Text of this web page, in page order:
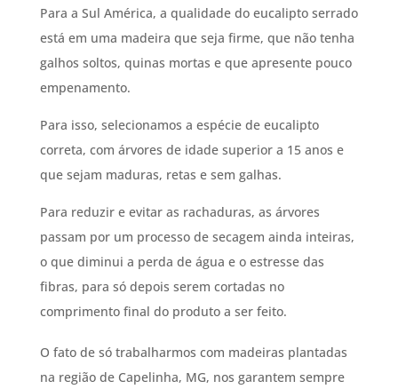
Para a Sul América, a qualidade do eucalipto serrado
está em uma madeira que seja firme, que não tenha
galhos soltos, quinas mortas e que apresente pouco
empenamento.
Para isso, selecionamos a espécie de eucalipto
correta, com árvores de idade superior a 15 anos e
que sejam maduras, retas e sem galhas.
Para reduzir e evitar as rachaduras, as árvores
passam por um processo de secagem ainda inteiras,
o que diminui a perda de água e o estresse das
fibras, para só depois serem cortadas no
comprimento final do produto a ser feito.
O fato de só trabalharmos com madeiras plantadas
na região de Capelinha, MG, nos garantem sempre